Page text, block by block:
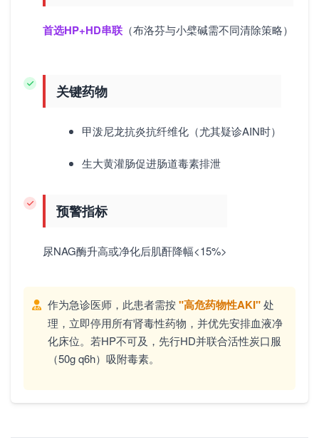
首选HP+HD串联 （布洛芬与小檗碱需不同清除策略）
关键药物
甲泼尼龙抗炎抗纤维化（尤其疑诊AIN时）
生大黄灌肠促进肠道毒素排泄
预警指标
尿NAG酶升高或净化后肌酐降幅<15%>
作为急诊医师，此患者需按"高危药物性AKI"处
理，立即停用所有肾毒性药物，并优先安排血液净
化床位。若HP不可及，先行HD并联合活性炭口服
（50g q6h）吸附毒素。